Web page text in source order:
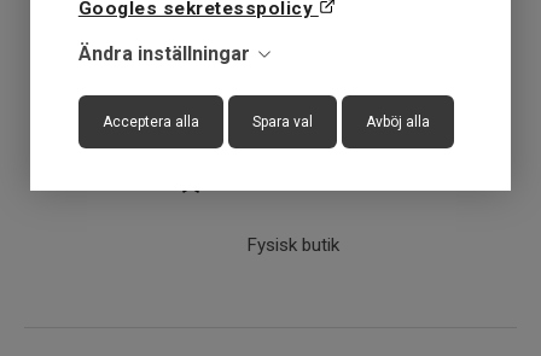
Googles sekretesspolicy
Ändra inställningar
Acceptera alla Spara val Avböj alla
Snabba leveranser
Fysisk butik